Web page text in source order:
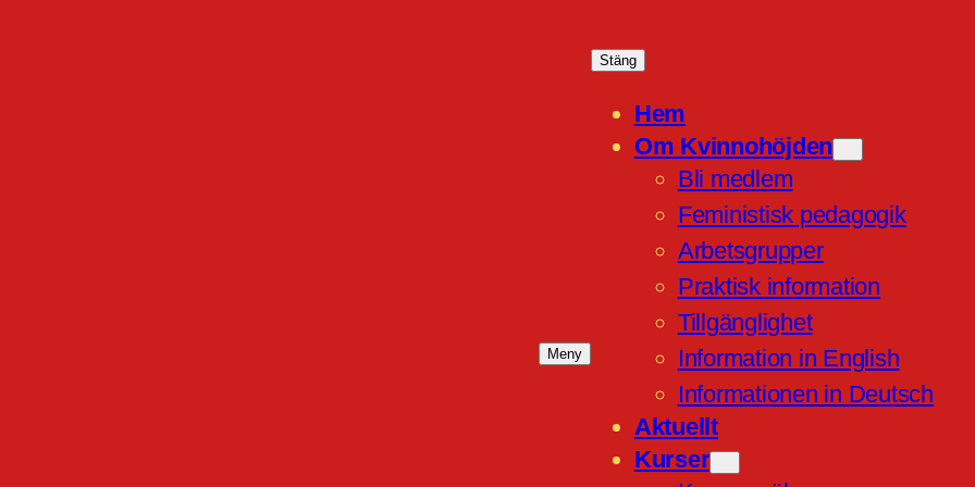
Meny
Stäng
Hem
Om Kvinnohöjden
Bli medlem
Feministisk pedagogik
Arbetsgrupper
Praktisk information
Tillgänglighet
Information in English
Informationen in Deutsch
Aktuellt
Kurser